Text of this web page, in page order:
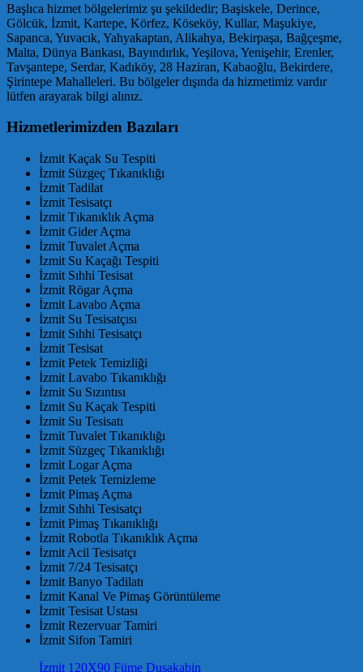
Başlıca hizmet bölgelerimiz şu şekildedir; Başiskele, Derince,
Gölcük, İzmit, Kartepe, Körfez, Köseköy, Kullar, Maşukiye,
Sapanca, Yuvacık, Yahyakaptan, Alikahya, Bekirpaşa, Bağçeşme,
Malta, Dünya Bankası, Bayındırlık, Yeşilova, Yenişehir, Erenler,
Tavşantepe, Serdar, Kadıköy, 28 Haziran, Kabaoğlu, Bekirdere,
Şirintepe Mahalleleri. Bu bölgeler dışında da hizmetimiz vardır
lütfen arayarak bilgi alınız.
Hizmetlerimizden Bazıları
İzmit Kaçak Su Tespiti
İzmit Süzgeç Tıkanıklığı
İzmit Tadilat
İzmit Tesisatçı
İzmit Tıkanıklık Açma
İzmit Gider Açma
İzmit Tuvalet Açma
İzmit Su Kaçağı Tespiti
İzmit Sıhhi Tesisat
İzmit Rögar Açma
İzmit Lavabo Açma
İzmit Su Tesisatçısı
İzmit Sıhhi Tesisatçı
İzmit Tesisat
İzmit Petek Temizliği
İzmit Lavabo Tıkanıklığı
İzmit Su Sızıntısı
İzmit Su Kaçak Tespiti
İzmit Su Tesisatı
İzmit Tuvalet Tıkanıklığı
İzmit Süzgeç Tıkanıklığı
İzmit Logar Açma
İzmit Petek Temizleme
İzmit Pimaş Açma
İzmit Sıhhi Tesisatçı
İzmit Pimaş Tıkanıklığı
İzmit Robotla Tıkanıklık Açma
İzmit Acil Tesisatçı
İzmit 7/24 Tesisatçı
İzmit Banyo Tadilatı
İzmit Kanal Ve Pimaş Görüntüleme
İzmit Tesisat Ustası
İzmit Rezervuar Tamiri
İzmit Sifon Tamiri
İzmit 120X90 Füme Duşakabin